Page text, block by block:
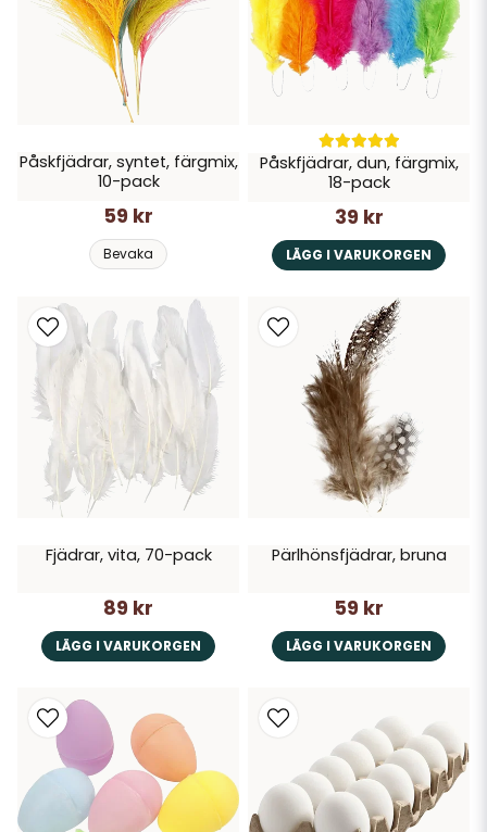
Påskfjädrar, syntet, färgmix,
10-pack
59 kr
Bevaka
Påskfjädrar, dun, färgmix,
18-pack
39 kr
LÄGG I VARUKORGEN
Fjädrar, vita, 70-pack
89 kr
LÄGG I VARUKORGEN
Pärlhönsfjädrar, bruna
59 kr
LÄGG I VARUKORGEN